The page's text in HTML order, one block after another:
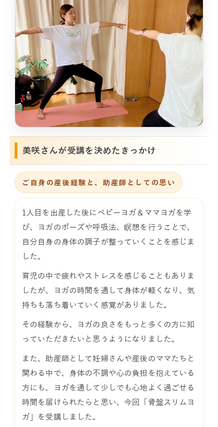
美咲さんが受講を決めたきっかけ
ご自身の産後経験と、助産師としての思い
1人目を出産した後にベビーヨガ＆ママヨガを学
び、ヨガのポーズや呼吸法、瞑想を行うことで、
自分自身の身体の調子が整っていくことを感じま
した。
育児の中で疲れやストレスを感じることもありま
したが、ヨガの時間を通して身体が軽くなり、気
持ちも落ち着いていく感覚がありました。
その経験から、ヨガの良さをもっと多くの方に知
っていただきたいと思うようになりました。
また、助産師として妊婦さんや産後のママたちと
関わる中で、身体の不調や心の負担を抱えている
方にも、ヨガを通して少しでも心地よく過ごせる
時間を届けられたらと思い、今回「骨盤スリムヨ
ガ」を受講しました。